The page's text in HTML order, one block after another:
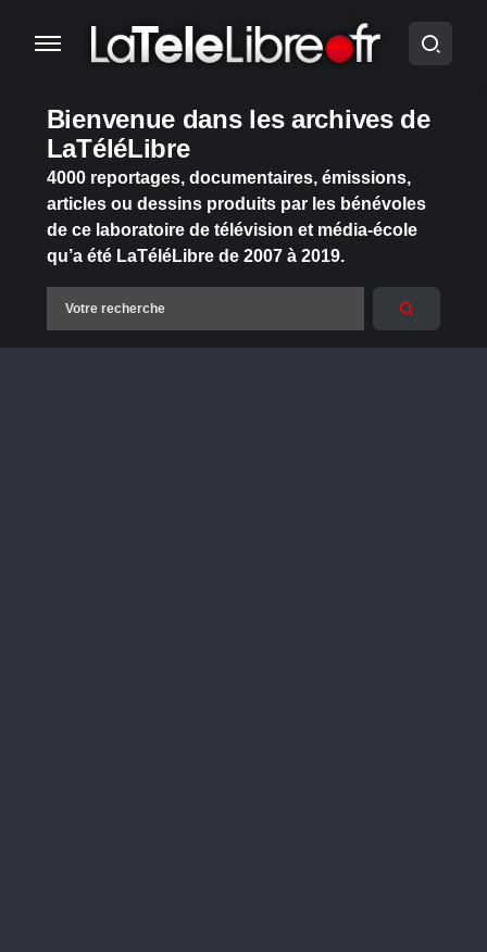
Bienvenue dans les archives de
LaTéléLibre
4000 reportages, documentaires, émissions,
articles ou dessins produits par les bénévoles
de ce laboratoire de télévision et média-école
qu’a été LaTéléLibre de 2007 à 2019.